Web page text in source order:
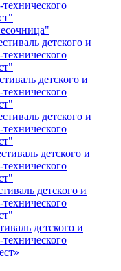
детского и
детского и
детского и
детского и
детского и
детского и